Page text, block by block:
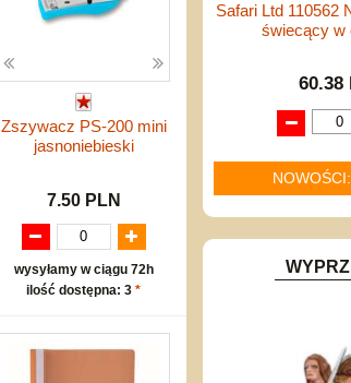
Zszywacz PS-200 mini
jasnoniebieski
7.50 PLN
wysyłamy w ciągu 72h
ilość dostępna: 3 *
Safari Ltd 110562
świecący w
60.38